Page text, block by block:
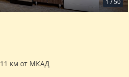
1 /50
11 км от МКАД